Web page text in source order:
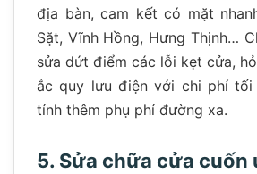
địa bàn, cam kết có mặt
Sặt, Vĩnh Hồng, Hưng Thịnh…
sửa dứt điểm các lỗi kẹt cửa,
ắc quy lưu điện với chi phí tối
tính thêm phụ phí đường xa.
5. Sửa chữa cửa cuốn